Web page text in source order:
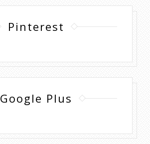
Pinterest
Google Plus